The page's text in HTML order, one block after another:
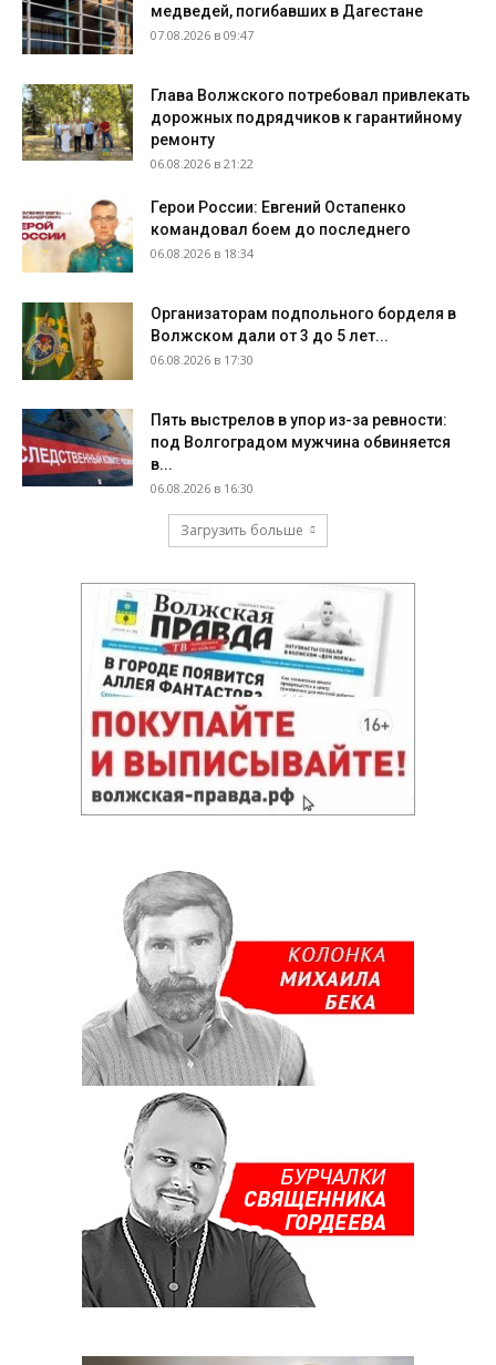
медведей, погибавших в Дагестане
07.08.2026 в 09:47
Глава Волжского потребовал привлекать
дорожных подрядчиков к гарантийному
ремонту
06.08.2026 в 21:22
Герои России: Евгений Остапенко
командовал боем до последнего
06.08.2026 в 18:34
Организаторам подпольного борделя в
Волжском дали от 3 до 5 лет...
06.08.2026 в 17:30
Пять выстрелов в упор из-за ревности:
под Волгоградом мужчина обвиняется
в...
06.08.2026 в 16:30
Загрузить больше